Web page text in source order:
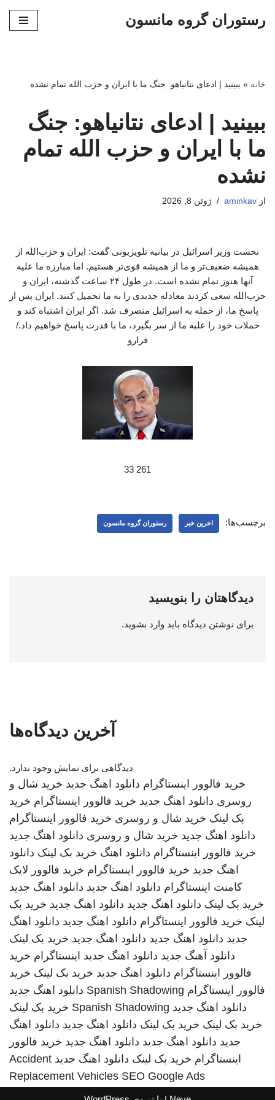
رستوران گروه مانسون
خانه » ببینید | ادعای نتانیاهو: جنگ ما با ایران و حزب الله تمام نشده
ببینید | ادعای نتانیاهو: جنگ
ما با ایران و حزب الله تمام
نشده
از aminkav ژوئن 8, 2026
نخست وزیر اسرائیل در بیانیه تلویزیونی گفت: ایران و حزب‌الله از
همیشه ضعیف‌تر و ما از همیشه قوی‌تر هستیم. اما مبارزه ما علیه
آنها هنوز تمام نشده است. در طول ۲۴ ساعت گذشته، ایران و
حزب‌الله سعی کردند معادله جدیدی را به ما تحمیل کنند. ایران پس از
پاسخ ما، از حمله به اسرائیل منصرف شد. اگر ایران اشتباه کند و
حملات خود را علیه ما از سر بگیرد، ما با قدرت پاسخ خواهیم داد./
فرارو
261 33
برچسب‌ها: اخرین خبر رستوران گروه مانسون
دیدگاهتان را بنویسید
برای نوشتن دیدگاه باید وارد بشوید.
آخرین دیدگاه‌ها
دیدگاهی برای نمایش وجود ندارد.
خرید فالوور اینستاگرام دانلود اهنگ جدید خرید شال و
روسری دانلود اهنگ جدید خرید فالوور اینستاگرام خرید
بک لینک خرید شال و روسری خرید فالوور اینستاگرام
دانلود اهنگ جدید خرید شال و روسری دانلود اهنگ جدید
خرید فالوور اینستاگرام دانلود اهنگ خرید بک لینک دانلود
اهنگ جدید خرید فالوور اینستاگرام خرید فالوور لایک
کامنت اینستاگرام دانلود اهنگ جدید دانلود اهنگ جدید
خرید بک لینک دانلود اهنگ جدید دانلود اهنگ جدید خرید بک
لینک خرید فالوور اینستاگرام دانلود اهنگ جدید دانلود اهنگ
جدید دانلود اهنگ جدید دانلود اهنگ جدید خرید بک لینک
دانلود آهنگ جدید دانلود اهنگ جدید اینستاگرام خرید
فالوور اینستاگرام دانلود اهنگ جدید خرید بک لینک خرید
فالوور اینستاگرام Spanish Shadowing دانلود اهنگ جدید
دانلود اهنگ جدید Spanish Shadowing خرید بک لینک
خرید بک لینک خرید بک لینک دانلود اهنگ جدید دانلود اهنگ
جدید دانلود اهنگ جدید دانلود اهنگ جدید خرید فالوور
اینستاگرام خرید بک لینک دانلود اهنگ جدید Accident
Replacement Vehicles SEO Google Ads